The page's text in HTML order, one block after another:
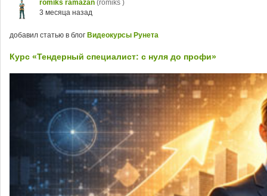
romiks ramazan (romiks )
3 месяца назад
добавил статью в блог Видеокурсы Рунета
Курс «Тендерный специалист: с нуля до профи»